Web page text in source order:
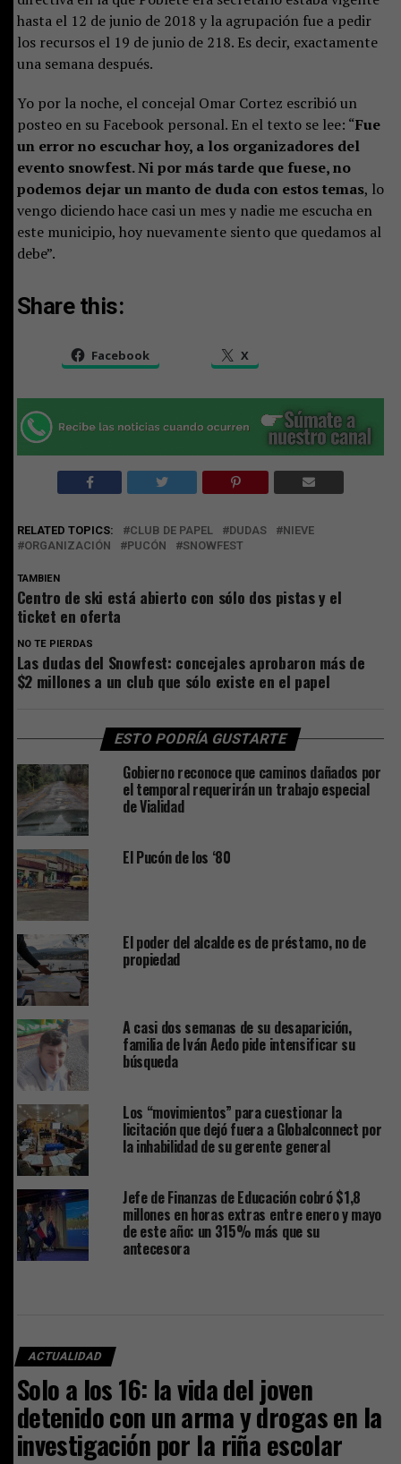
hasta el 12 de junio de 2018 y la agrupación fue a pedir
los recursos el 19 de junio de 218. Es decir, exactamente
una semana después.
Yo por la noche, el concejal Omar Cortez escribió un
posteo en su Facebook personal. En el texto se lee: “Fue
un error no escuchar hoy, a los organizadores del
evento snowfest. Ni por más tarde que fuese, no
podemos dejar un manto de duda con estos temas, lo
vengo diciendo hace casi un mes y nadie me escucha en
este municipio, hoy nuevamente siento que quedamos al
debe”.
Share this:
Facebook X
RELATED TOPICS: CLUB DE PAPEL DUDAS
NIEVE
ORGANIZACIÓN
PUCÓN SNOWFEST
TAMBIEN
Centro de ski está abierto con sólo dos pistas y el
ticket en oferta
NO TE PIERDAS
Las dudas del Snowfest: concejales aprobaron más de
$2 millones a un club que sólo existe en el papel
ESTO PODRÍA GUSTARTE
Gobierno reconoce que caminos dañados por
el temporal requerirán un trabajo especial
de Vialidad
El Pucón de los ‘80
El poder del alcalde es de préstamo, no de
propiedad
A casi dos semanas de su desaparición,
familia de Iván Aedo pide intensificar su
búsqueda
Los “movimientos” para cuestionar la
licitación que dejó fuera a Globalconnect por
la inhabilidad de su gerente general
Jefe de Finanzas de Educación cobró $1,8
millones en horas extras entre enero y mayo
de este año: un 315% más que su
antecesora
ACTUALIDAD
Solo a los 16: la vida del joven
detenido con un arma y drogas en la
investigación por la riña escolar